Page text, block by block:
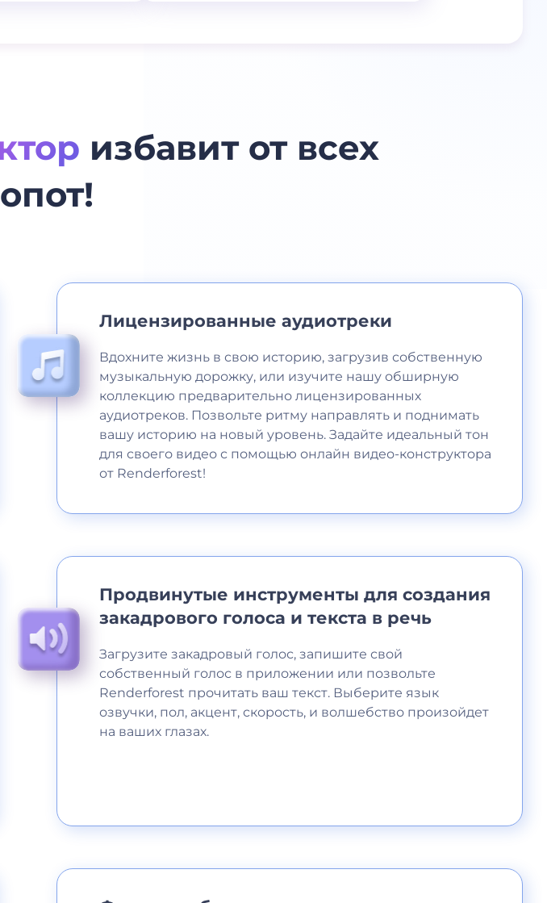
избавит от всех
Лицензированные аудиотреки
Вдохните жизнь в свою историю, загрузив собственную
музыкальную дорожку, или изучите нашу обширную
коллекцию предварительно лицензированных
аудиотреков. Позвольте ритму направлять и поднимать
вашу историю на новый уровень. Задайте идеальный тон
для своего видео с помощью онлайн видео-конструктора
от Renderforest!
Продвинутые инструменты для создания
закадрового голоса и текста в речь
Загрузите закадровый голос, запишите свой
собственный голос в приложении или позвольте
Renderforest прочитать ваш текст. Выберите язык
озвучки, пол, акцент, скорость, и волшебство произойдет
на ваших глазах.